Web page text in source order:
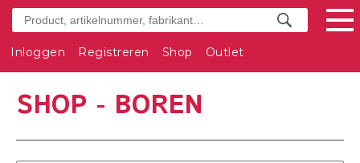
Inloggen Registreren Shop Outlet
SHOP - BOREN